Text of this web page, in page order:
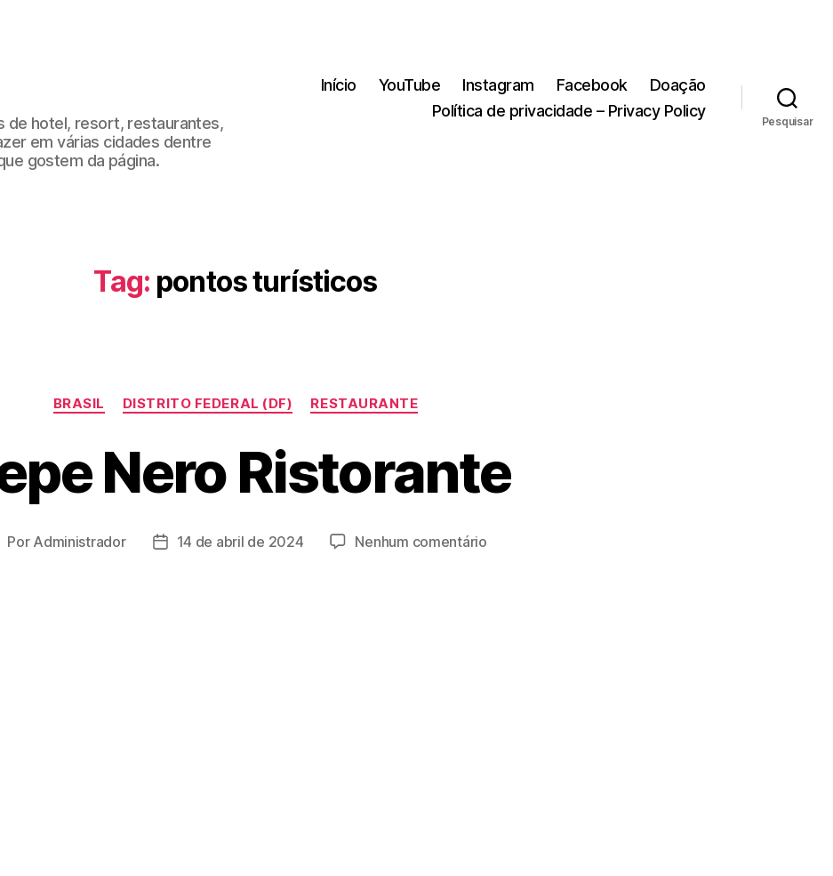
de hotel, resort, restaurantes,
em várias cidades dentre
gostem da página.
Início YouTube Instagram Facebook
Doação
Política de privacidade – Privacy Policy
Pesquisar
Tag: pontos turísticos
Categorias
BRASIL DISTRITO FEDERAL (DF) RESTAURANTE
Nero Ristorante
Por Administrador
Data14 de abril de 2024 Nenhum comentárioem